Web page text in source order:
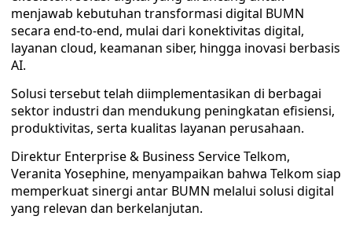
menjawab kebutuhan transformasi digital BUMN
secara end-to-end, mulai dari konektivitas digital,
layanan cloud, keamanan siber, hingga inovasi berbasis
AI.
Solusi tersebut telah diimplementasikan di berbagai
sektor industri dan mendukung peningkatan efisiensi,
produktivitas, serta kualitas layanan perusahaan.
Direktur Enterprise & Business Service Telkom,
Veranita Yosephine, menyampaikan bahwa Telkom siap
memperkuat sinergi antar BUMN melalui solusi digital
yang relevan dan berkelanjutan.